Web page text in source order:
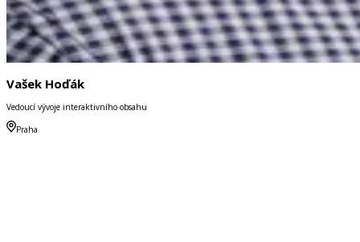
Vašek Hoďák
Vedoucí vývoje interaktivního obsahu
Praha